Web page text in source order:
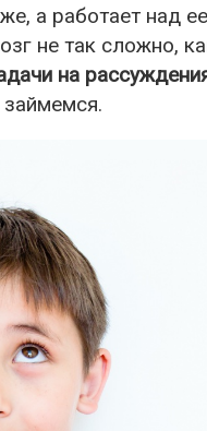
а работает над
не так сложно,
на